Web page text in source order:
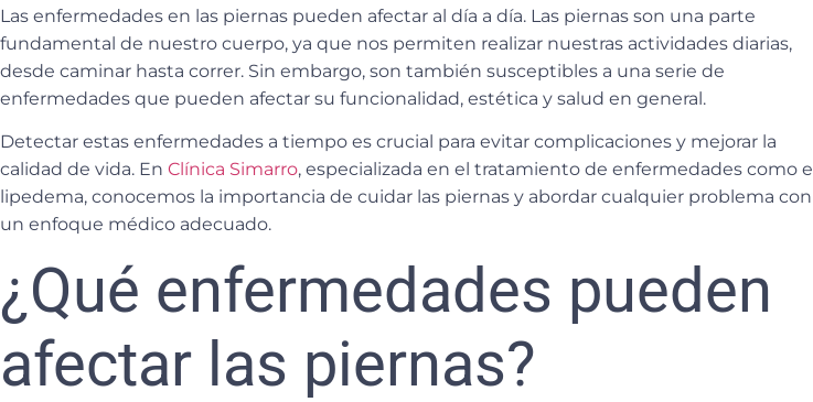
Las enfermedades en las piernas pueden afectar al día a día. Las piernas son una parte
fundamental de nuestro cuerpo, ya que nos permiten realizar nuestras actividades diarias,
desde caminar hasta correr. Sin embargo, son también susceptibles a una serie de
enfermedades que pueden afectar su funcionalidad, estética y salud en general.
Detectar estas enfermedades a tiempo es crucial para evitar complicaciones y mejorar la
calidad de vida. En Clínica Simarro, especializada en el tratamiento de enfermedades como el
lipedema, conocemos la importancia de cuidar las piernas y abordar cualquier problema con
un enfoque médico adecuado.
¿Qué enfermedades pueden
afectar las piernas?